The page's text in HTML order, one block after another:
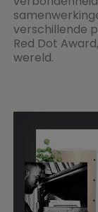
verschillende
Red Dot
wereld.